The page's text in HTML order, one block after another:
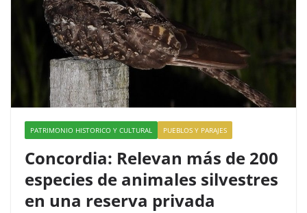
PATRIMONIO HISTORICO Y CULTURAL PUEBLOS Y PARAJES
Concordia: Relevan más de 200
especies de animales silvestres
en una reserva privada